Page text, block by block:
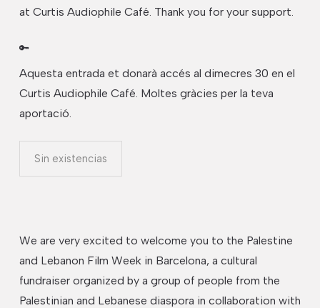
at Curtis Audiophile Café. Thank you for your support.
🔑
Aquesta entrada et donarà accés al dimecres 30 en el
Curtis Audiophile Café. Moltes gràcies per la teva
aportació.
Sin existencias
We are very excited to welcome you to the Palestine
and Lebanon Film Week in Barcelona, a cultural
fundraiser organized by a group of people from the
Palestinian and Lebanese diaspora ​​in collaboration with